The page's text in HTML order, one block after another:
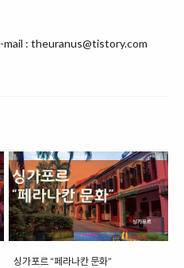
mail : theuranus@tistory.com
싱가포르 “페라나칸 문화”